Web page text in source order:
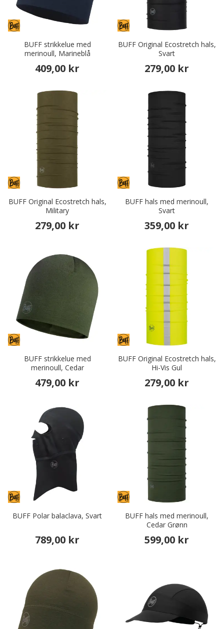
BUFF strikkelue med
merinoull, Marineblå
409,00 kr
BUFF Original Ecostretch hals,
Svart
279,00 kr
BUFF Original Ecostretch hals,
Military
279,00 kr
BUFF hals med merinoull,
Svart
359,00 kr
BUFF strikkelue med
merinoull, Cedar
479,00 kr
BUFF Original Ecostretch hals,
Hi-Vis Gul
279,00 kr
BUFF Polar balaclava, Svart
789,00 kr
BUFF hals med merinoull,
Cedar Grønn
599,00 kr